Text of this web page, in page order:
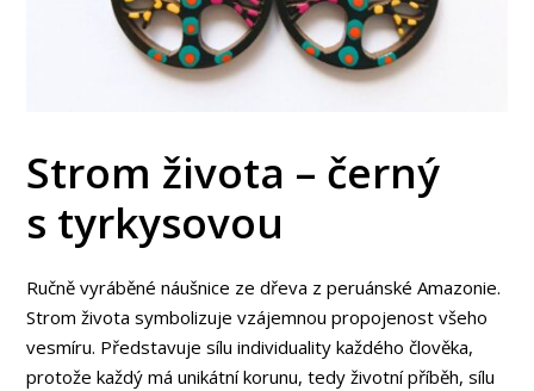
Strom života – černý
s tyrkysovou
Ručně vyráběné náušnice ze dřeva z peruánské Amazonie.
Strom života symbolizuje vzájemnou propojenost všeho
vesmíru. Představuje sílu individuality každého člověka,
protože každý má unikátní korunu, tedy životní příběh, sílu